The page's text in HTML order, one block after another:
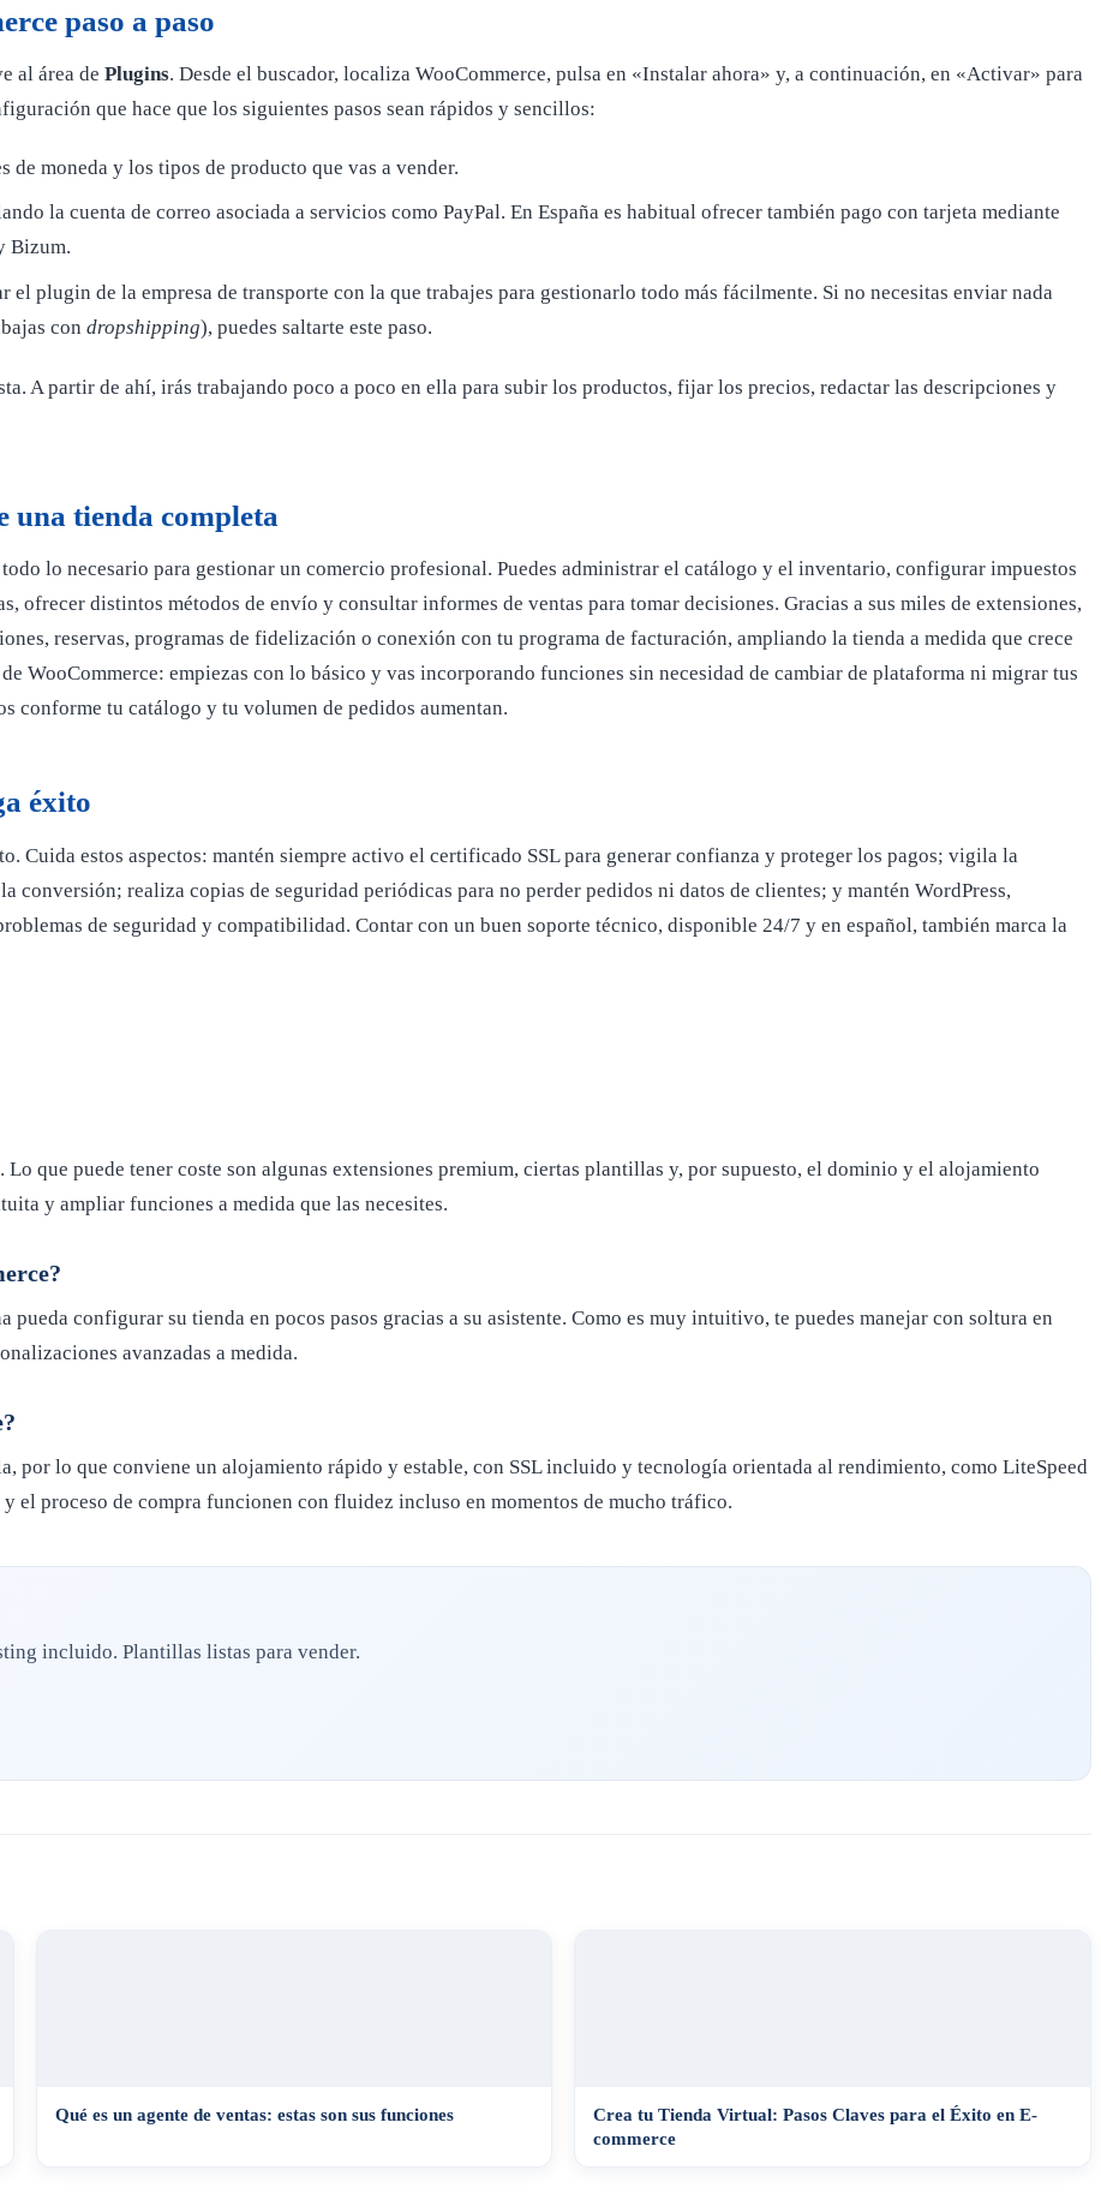
paso a paso
al área de Plugins. Desde el buscador, localiza WooCommerce, pulsa en «Instalar ahora» y, a continuación, en «Activar» para
que hace que los siguientes pasos sean rápidos y sencillos:
moneda y los tipos de producto que vas a vender.
la cuenta de correo asociada a servicios como PayPal. En España es habitual ofrecer también pago con tarjeta mediante
Bizum.
el plugin de la empresa de transporte con la que trabajes para gestionarlo todo más fácilmente. Si no necesitas enviar nada
condropshipping), puedes saltarte este paso.
A partir de ahí, irás trabajando poco a poco en ella para subir los productos, fijar los precios, redactar las descripciones y
una tienda completa
lo necesario para gestionar un comercio profesional. Puedes administrar el catálogo y el inventario, configurar impuestos
ofrecer distintos métodos de envío y consultar informes de ventas para tomar decisiones. Gracias a sus miles de extensiones,
reservas, programas de fidelización o conexión con tu programa de facturación, ampliando la tienda a medida que crece
WooCommerce: empiezas con lo básico y vas incorporando funciones sin necesidad de cambiar de plataforma ni migrar tus
conforme tu catálogo y tu volumen de pedidos aumentan.
éxito
Cuida estos aspectos: mantén siempre activo el certificado SSL para generar confianza y proteger los pagos; vigila la
conversión; realiza copias de seguridad periódicas para no perder pedidos ni datos de clientes; y mantén WordPress,
de seguridad y compatibilidad. Contar con un buen soporte técnico, disponible 24/7 y en español, también marca la
que puede tener coste son algunas extensiones premium, ciertas plantillas y, por supuesto, el dominio y el alojamiento
y ampliar funciones a medida que las necesites.
pueda configurar su tienda en pocos pasos gracias a su asistente. Como es muy intuitivo, te puedes manejar con soltura en
avanzadas a medida.
por lo que conviene un alojamiento rápido y estable, con SSL incluido y tecnología orientada al rendimiento, como LiteSpeed
el proceso de compra funcionen con fluidez incluso en momentos de mucho tráfico.
incluido. Plantillas listas para vender.
Qué es un agente de ventas: estas son sus funciones
Crea tu Tienda Virtual: Pasos Claves para el Éxito en E-
commerce